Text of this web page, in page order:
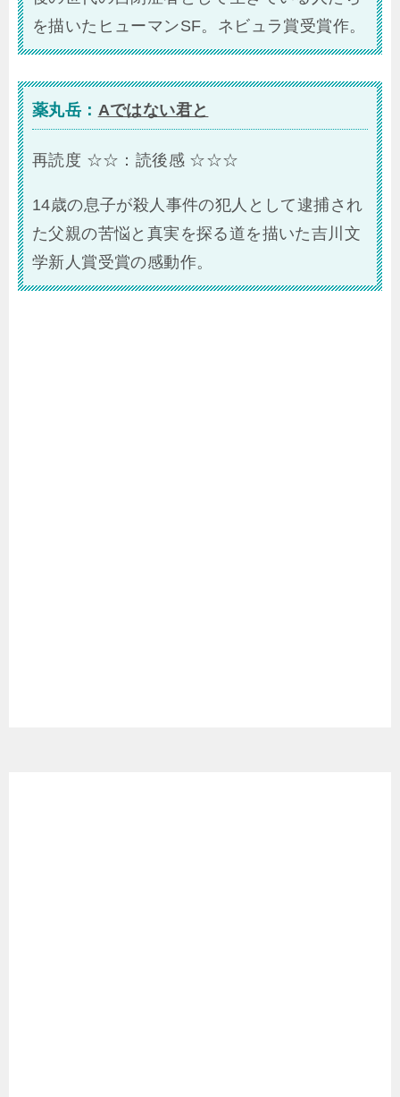
を描いたヒューマンSF。ネビュラ賞受賞作。
薬丸岳： Aではない君と
再読度 ☆☆：読後感 ☆☆☆
14歳の息子が殺人事件の犯人として逮捕され
た父親の苦悩と真実を探る道を描いた吉川文
学新人賞受賞の感動作。